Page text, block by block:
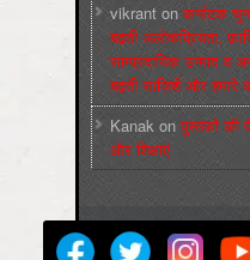
vikrant onकर्नाटक
बढ़ती अलोकप्रियता,
साम्प्रदायिक उन्माद व
बढ़ती साज़िशें और हमारे
Kanak onपुस्‍तकों की
और शिक्षाएं
मज़दूर बिगुल
Max Magazine